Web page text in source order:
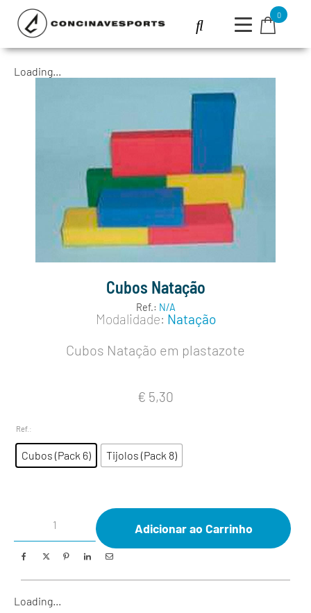
0
Loading...
Cubos Natação
Ref.: N/A
Modalidade: Natação
Cubos Natação em plastazote
€ 5,30
Ref. :
Cubos (Pack 6) Tijolos (Pack 8)
Adicionar ao Carrinho
Loading...